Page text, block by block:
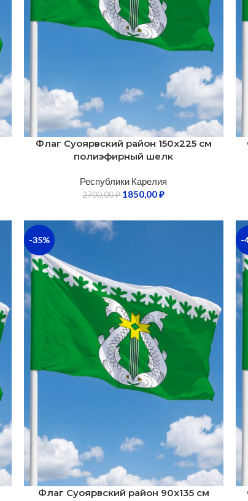
Флаг Суоярвский район 150х225 см
полиэфирный шелк
Республики Карелия
2700,00₽ 1850,00₽
-35%
Флаг Суоярвский район 90х135 см
-